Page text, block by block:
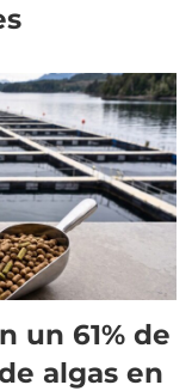
un 61% de
algas en